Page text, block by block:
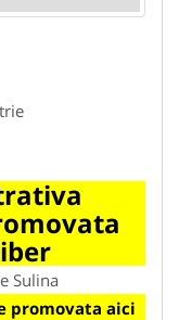
Sulina
promovata aici